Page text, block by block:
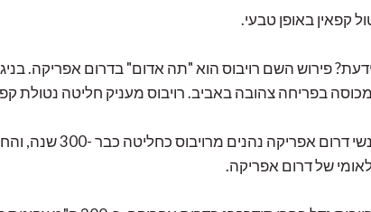
קפאין באופן טבעי.
פירוש השם רויבוס הוא "תה אדום" בדרום אפריקה.
בפריחה צהובה באביב. רויבוס מעניק חליטה נטולת
של דרום אפריקה.